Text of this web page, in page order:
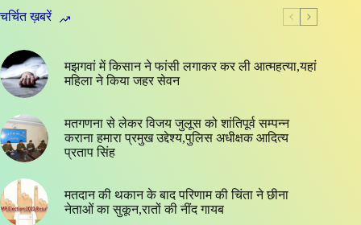
चर्चित ख़बरें
मझगवां में किसान ने फांसी लगाकर कर ली आत्महत्या,यहां
महिला ने किया जहर सेवन
मतगणना से लेकर विजय जुलूस को शांतिपूर्व सम्पन्न
कराना हमारा प्रमुख उद्देश्य,पुलिस अधीक्षक आदित्य
प्रताप सिंह
मतदान की थकान के बाद परिणाम की चिंता ने छीना
नेताओं का सुकून,रातों की नींद गायब